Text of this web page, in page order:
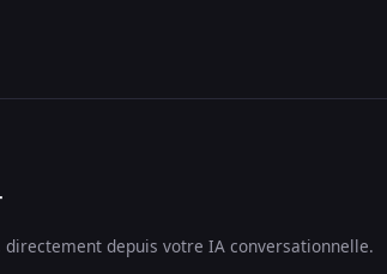
depuis votre IA conversationnelle.